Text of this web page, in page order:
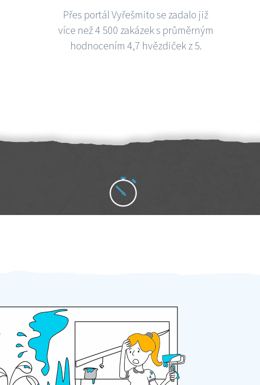
Přes portál Vyřešmito se zadalo již
více než 4 500 zakázek s průměrným
hodnocením 4,7 hvězdiček z 5.